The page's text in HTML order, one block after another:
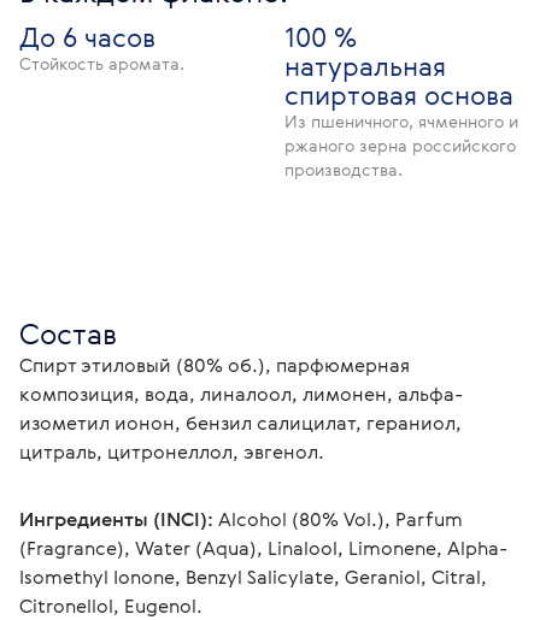
До 6 часов
Стойкость аромата.
100 %
натуральная
спиртовая основа
Из пшеничного, ячменного и
ржаного зерна российского
производства.
Состав
Спирт этиловый (80% об.), парфюмерная
композиция, вода, линалоол, лимонен, альфа-
изометил ионон, бензил салицилат, гераниол,
цитраль, цитронеллол, эвгенол.
Ингредиенты (INCI): Alcohol (80% Vol.), Parfum
(Fragrance), Water (Aqua), Linalool, Limonene, Alpha-
Isomethyl Ionone, Benzyl Salicylate, Geraniol, Citral,
Citronellol, Eugenol.